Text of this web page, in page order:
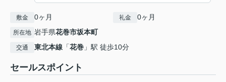
敷金 0ヶ月 礼金 0ヶ月
所在地 岩手県花巻市坂本町
交通 東北本線 「花巻 」駅 徒歩10分
セールスポイント